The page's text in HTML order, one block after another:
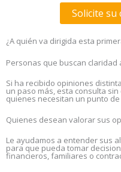
Solicite
¿A quién va dirigida esta
Personas que buscan
Si ha recibido opiniones
un paso más, esta consulta
quienes necesitan un punto
Quienes desean valorar sus
Le ayudamos a entender sus
para que pueda tomar
financieros, familiares o